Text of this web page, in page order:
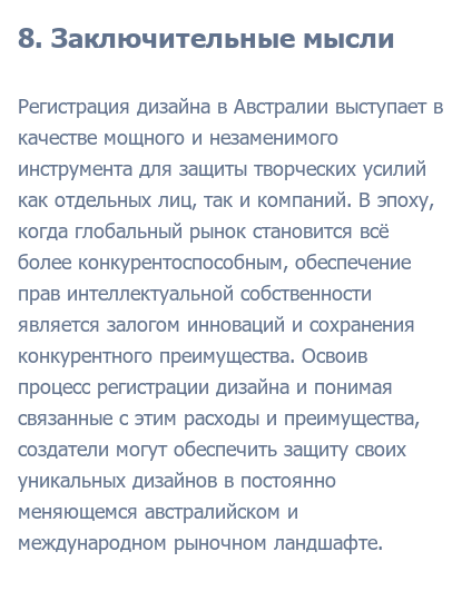
8. Заключительные мысли
Регистрация дизайна в Австралии выступает в
качестве мощного и незаменимого
инструмента для защиты творческих усилий
как отдельных лиц, так и компаний. В эпоху,
когда глобальный рынок становится всё
более конкурентоспособным, обеспечение
прав интеллектуальной собственности
является залогом инноваций и сохранения
конкурентного преимущества. Освоив
процесс регистрации дизайна и понимая
связанные с этим расходы и преимущества,
создатели могут обеспечить защиту своих
уникальных дизайнов в постоянно
меняющемся австралийском и
международном рыночном ландшафте.